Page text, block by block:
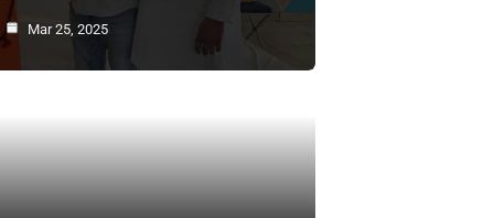
Mar 25, 2025